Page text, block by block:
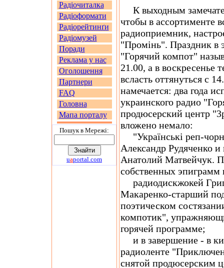
Радіочиталка
Радіоформати
Радіорейтинґи
Радіомузей
Поради
Реклама у нас
Оголошення
Партнери
FAQ
Головна
Мапа порталу
Пошук в Мережi:
uaportal.com
К выходным
чтобы в ассортименте
радиоприемник,
"Промінь". Праздник в
"Горячий компот"
21.00, а в воскресенье
всласть оттянуться с
намечается: два года
украинского радио
продюсерский центр
вложено немало:
"Українські реп-
Александр Рудяченко
Анатолий Матвейчук.
собственных эпиграмм
радиодискжокей
Макаренко-старший
поэтическом
компотик",
горячей программе;
и в завершение - в
радиоленте
снятой продюсерским